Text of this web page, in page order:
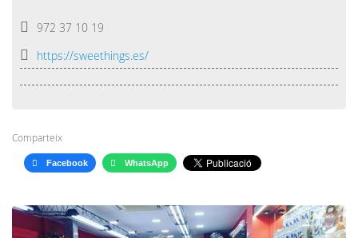
972 37 10 19
https://sweethings.es/
Comparteix
Facebook WhatsApp